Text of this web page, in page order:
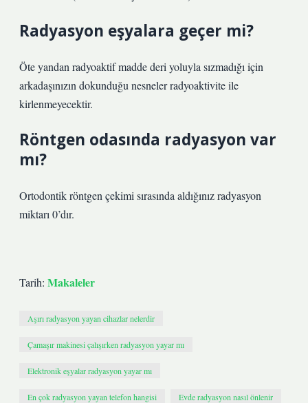
Radyasyon eşyalara geçer mi?
Öte yandan radyoaktif madde deri yoluyla sızmadığı için
arkadaşınızın dokunduğu nesneler radyoaktivite ile
kirlenmeyecektir.
Röntgen odasında radyasyon var
mı?
Ortodontik röntgen çekimi sırasında aldığınız radyasyon
miktarı 0’dır.
Tarih: Makaleler
Aşırı radyasyon yayan cihazlar nelerdir
Çamaşır makinesi çalışırken radyasyon yayar mı
Elektronik eşyalar radyasyon yayar mı
En çok radyasyon yayan telefon hangisi Evde radyasyon nasıl önlenir